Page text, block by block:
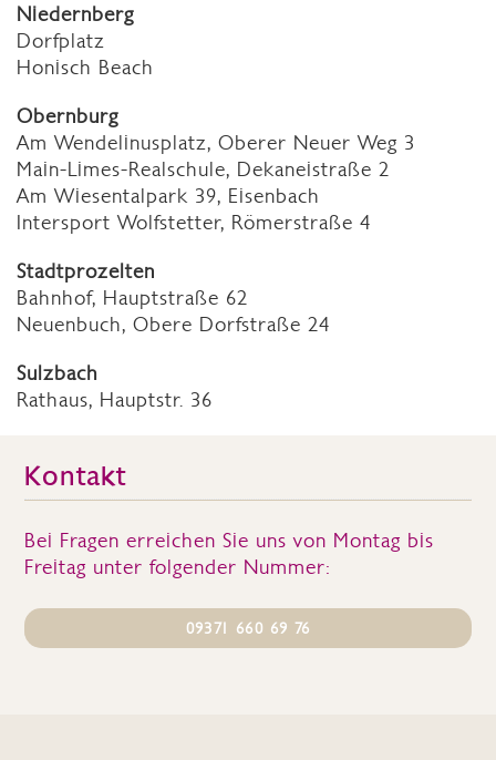
Niedernberg
Dorfplatz
Honisch Beach
Obernburg
Am Wendelinusplatz, Oberer Neuer Weg 3
Main-Limes-Realschule, Dekaneistraße 2
Am Wiesentalpark 39, Eisenbach
Intersport Wolfstetter, Römerstraße 4
Stadtprozelten
Bahnhof, Hauptstraße 62
Neuenbuch, Obere Dorfstraße 24
Sulzbach
Rathaus, Hauptstr. 36
Kontakt
Bei Fragen erreichen Sie uns von Montag bis
Freitag unter folgender Nummer:
09371 660 69 76